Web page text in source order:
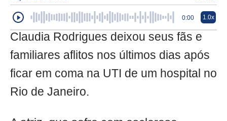
0:00 1.0x
Claudia Rodrigues deixou seus fãs e
familiares aflitos nos últimos dias após
ficar em coma na UTI de um hospital no
Rio de Janeiro.